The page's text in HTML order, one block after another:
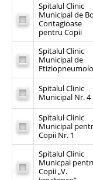
Spitalul Clinic
Municipal de
Contagioase
pentru Copii
Spitalul Clinic
Municipal de
Spitalul Clinic
Municipal Nr. 4
Spitalul Clinic
Municipal
Copii Nr. 1
Spitalul Clinic
Municpal
Copii „V.